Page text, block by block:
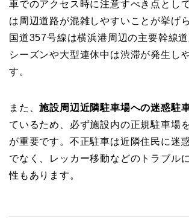
車でのアクセス時に注意すべき点とし
は周辺道路が混雑しやすいことが挙げ
国道357号線は横浜港周辺の主要幹線
シーズンや大型連休中は渋滞が発生し
す。
また、施設周辺近隣駐車場への迷惑駐
ているため、必ず施設内の正規駐車場
が重要です。不正駐車は近隣住民に迷
でなく、レッカー移動などのトラブル
性もあります。